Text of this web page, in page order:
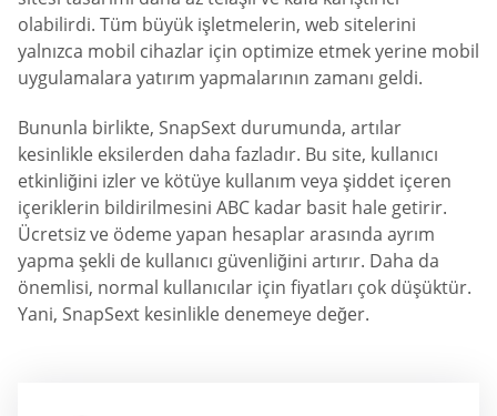
olabilirdi. Tüm büyük işletmelerin, web sitelerini
yalnızca mobil cihazlar için optimize etmek yerine mobil
uygulamalara yatırım yapmalarının zamanı geldi.
Bununla birlikte, SnapSext durumunda, artılar
kesinlikle eksilerden daha fazladır. Bu site, kullanıcı
etkinliğini izler ve kötüye kullanım veya şiddet içeren
içeriklerin bildirilmesini ABC kadar basit hale getirir.
Ücretsiz ve ödeme yapan hesaplar arasında ayrım
yapma şekli de kullanıcı güvenliğini artırır. Daha da
önemlisi, normal kullanıcılar için fiyatları çok düşüktür.
Yani, SnapSext kesinlikle denemeye değer.